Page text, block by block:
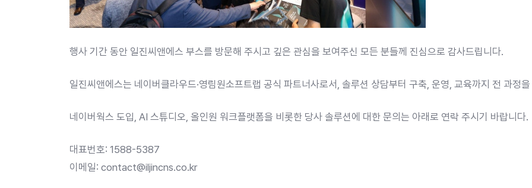
행사 기간 동안 일진씨앤에스 부스를 방문해 주시고 깊은 관심을 보여주신 모든 분들께 진심으로 감사드립니다.
일진씨앤에스는 네이버클라우드·영림원소프트랩 공식 파트너사로서, 솔루션 상담부터 구축, 운영, 교육까지 전 과정
네이버웍스 도입, AI 스튜디오, 올인원 워크플랫폼을 비롯한 당사 솔루션에 대한 문의는 아래로 연락 주시기 바랍니다.
대표번호: 1588-5387
이메일: contact@iljincns.co.kr